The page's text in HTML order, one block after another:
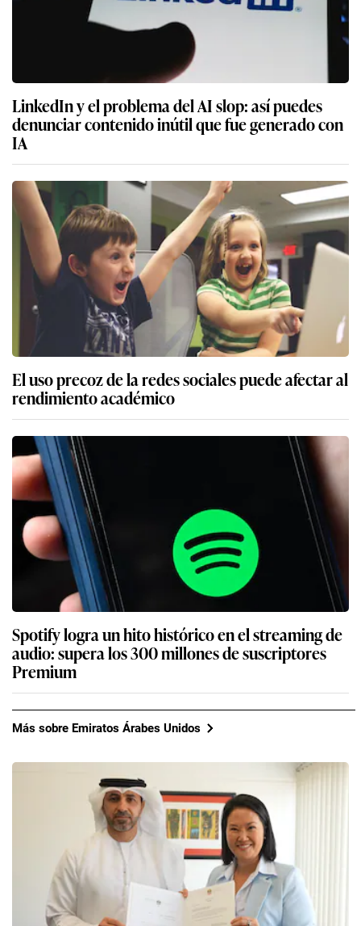
LinkedIn y el problema del AI slop: así puedes
denunciar contenido inútil que fue generado con
IA
El uso precoz de la redes sociales puede afectar al
rendimiento académico
Spotify logra un hito histórico en el streaming de
audio: supera los 300 millones de suscriptores
Premium
Más sobre Emiratos Árabes Unidos